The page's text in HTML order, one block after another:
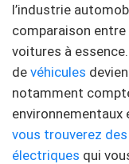
l’industrie
comparaison
voitures à
de véhicules
notamment
environnementaux
vous trouverez
électriques qui